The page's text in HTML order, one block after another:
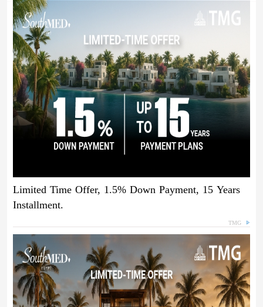
Limited Time Offer, 1.5% Down Payment, 15 Years
Installment.
TMG